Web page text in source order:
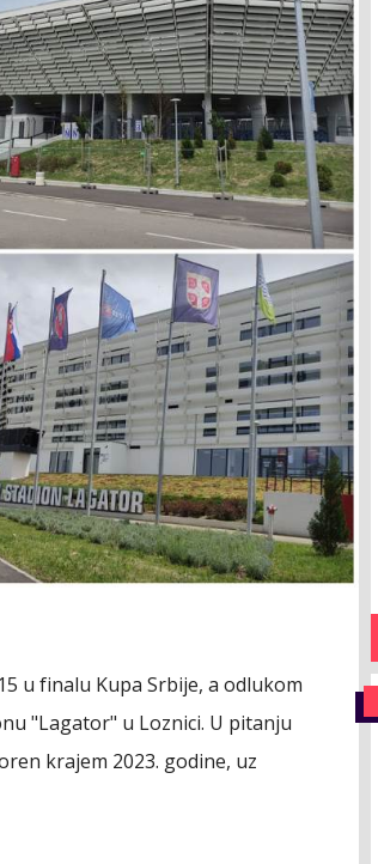
u finalu Kupa Srbije, a odlukom
"Lagator" u Loznici. U pitanju
krajem 2023. godine, uz